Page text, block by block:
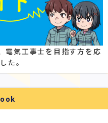
電気工事士を目指す方を応
た。